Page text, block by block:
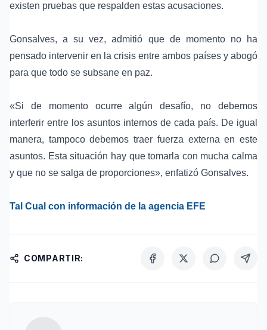
existen pruebas que respalden estas acusaciones.
Gonsalves, a su vez, admitió que de momento no ha
pensado intervenir en la crisis entre ambos países y abogó
para que todo se subsane en paz.
«Si de momento ocurre algún desafío, no debemos
interferir entre los asuntos internos de cada país. De igual
manera, tampoco debemos traer fuerza externa en este
asuntos. Esta situación hay que tomarla con mucha calma
y que no se salga de proporciones», enfatizó Gonsalves.
Tal Cual con información de la agencia EFE
COMPARTIR: